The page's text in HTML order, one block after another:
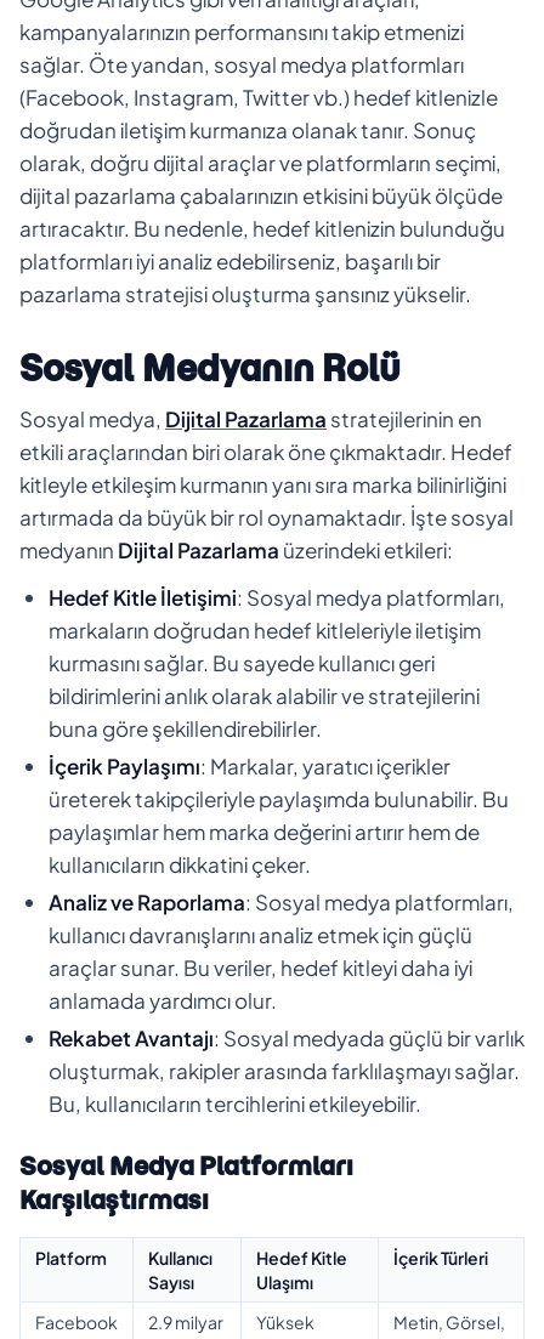
kampanyalarınızın performansını takip etmenizi
sağlar. Öte yandan, sosyal medya platformları
(Facebook, Instagram, Twitter vb.) hedef kitlenizle
doğrudan iletişim kurmanıza olanak tanır. Sonuç
olarak, doğru dijital araçlar ve platformların seçimi,
dijital pazarlama çabalarınızın etkisini büyük ölçüde
artıracaktır. Bu nedenle, hedef kitlenizin bulunduğu
platformları iyi analiz edebilirseniz, başarılı bir
pazarlama stratejisi oluşturma şansınız yükselir.
Sosyal Medyanın Rolü
Sosyal medya, Dijital Pazarlama stratejilerinin en
etkili araçlarından biri olarak öne çıkmaktadır. Hedef
kitleyle etkileşim kurmanın yanı sıra marka bilinirliğini
artırmada da büyük bir rol oynamaktadır. İşte sosyal
medyanın Dijital Pazarlama üzerindeki etkileri:
Hedef Kitle İletişimi: Sosyal medya platformları,
markaların doğrudan hedef kitleleriyle iletişim
kurmasını sağlar. Bu sayede kullanıcı geri
bildirimlerini anlık olarak alabilir ve stratejilerini
buna göre şekillendirebilirler.
İçerik Paylaşımı: Markalar, yaratıcı içerikler
üreterek takipçileriyle paylaşımda bulunabilir. Bu
paylaşımlar hem marka değerini artırır hem de
kullanıcıların dikkatini çeker.
Analiz ve Raporlama: Sosyal medya platformları,
kullanıcı davranışlarını analiz etmek için güçlü
araçlar sunar. Bu veriler, hedef kitleyi daha iyi
anlamada yardımcı olur.
Rekabet Avantajı: Sosyal medyada güçlü bir varlık
oluşturmak, rakipler arasında farklılaşmayı sağlar.
Bu, kullanıcıların tercihlerini etkileyebilir.
Sosyal Medya Platformları
Karşılaştırması
Platform
Kullanıcı
Sayısı
Hedef Kitle
Ulaşımı
İçerik Türleri
Facebook 2.9 milyar Yüksek
Metin, Görsel,